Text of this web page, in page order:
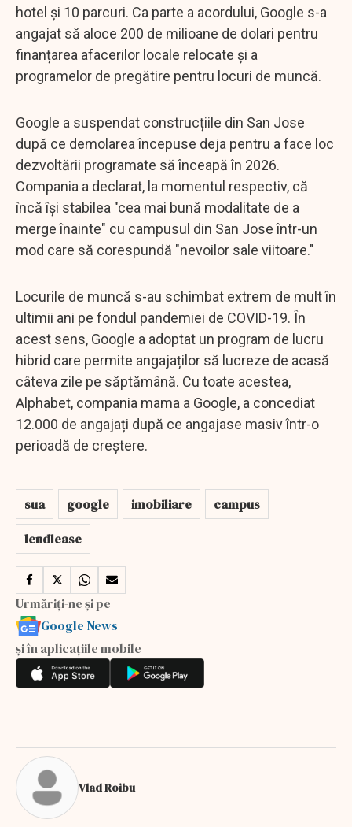
hotel și 10 parcuri. Ca parte a acordului, Google s-a
angajat să aloce 200 de milioane de dolari pentru
finanțarea afacerilor locale relocate și a
programelor de pregătire pentru locuri de muncă.
Google a suspendat construcțiile din San Jose
după ce demolarea începuse deja pentru a face loc
dezvoltării programate să înceapă în 2026.
Compania a declarat, la momentul respectiv, că
încă își stabilea "cea mai bună modalitate de a
merge înainte" cu campusul din San Jose într-un
mod care să corespundă "nevoilor sale viitoare."
Locurile de muncă s-au schimbat extrem de mult în
ultimii ani pe fondul pandemiei de COVID-19. În
acest sens, Google a adoptat un program de lucru
hibrid care permite angajaților să lucreze de acasă
câteva zile pe săptămână. Cu toate acestea,
Alphabet, compania mama a Google, a concediat
12.000 de angajați după ce angajase masiv într-o
perioadă de creștere.
sua google imobiliare
campus
lendlease
Urmăriți-ne și pe
Google News
și în aplicațiile mobile
Vlad Roibu